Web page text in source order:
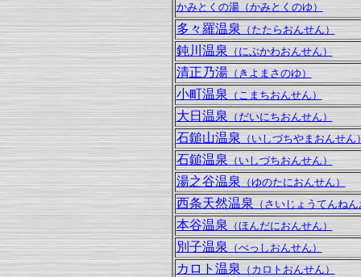
かみとくの湯（かみとくのゆ）
多々羅温泉（たたらおんせん）
鈍川温泉（にぶかわおんせん）
清正乃湯（きよまさのゆ）
小町温泉 （こまちおんせん）
大日温泉（だいにちおんせん）
石鎚山温泉（いしづちやまおんせん
石鎚温泉（いしづちおんせん）
湯之谷温泉（ゆのたにおんせん）
西条天然温泉 （さいじょうてんね
本谷温泉 （ほんだにおんせん）
別子温泉 （べっしおんせん）
カロト温泉（カロトおんせん）